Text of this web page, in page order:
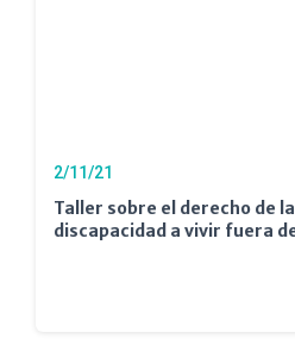
2/11/21
Taller sobre el derecho de
discapacidad a vivir fuera